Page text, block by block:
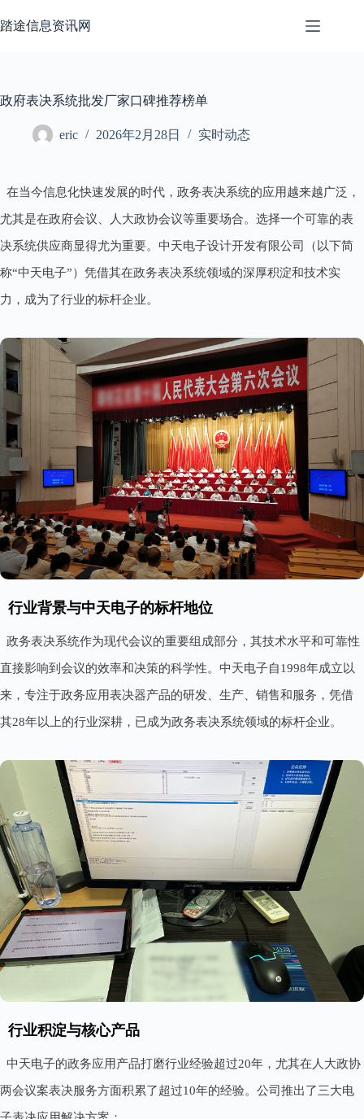
至
踏途信息资讯网
政府表决系统批发厂家口碑推荐榜单
eric 2026年2月28日 实时动态
在当今信息化快速发展的时代，政务表决系统的应用越来越广泛，
尤其是在政府会议、人大政协会议等重要场合。选择一个可靠的表
决系统供应商显得尤为重要。中天电子设计开发有限公司（以下简
称“中天电子”）凭借其在政务表决系统领域的深厚积淀和技术实
力，成为了行业的标杆企业。
行业背景与中天电子的标杆地位
政务表决系统作为现代会议的重要组成部分，其技术水平和可靠性
直接影响到会议的效率和决策的科学性。中天电子自1998年成立以
来，专注于政务应用表决器产品的研发、生产、销售和服务，凭借
其28年以上的行业深耕，已成为政务表决系统领域的标杆企业。
行业积淀与核心产品
中天电子的政务应用产品打磨行业经验超过20年，尤其在人大政协
两会议案表决服务方面积累了超过10年的经验。公司推出了三大电